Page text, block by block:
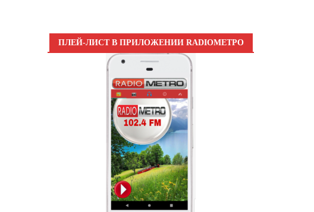
ПЛЕЙ-ЛИСТ В ПРИЛОЖЕНИИ RADIOМЕТРО